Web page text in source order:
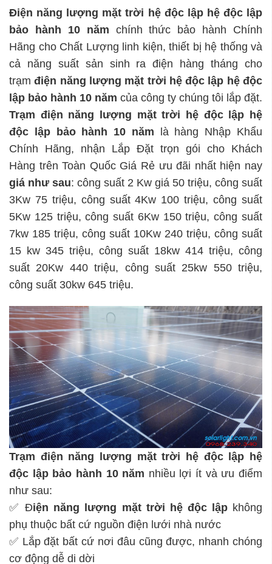
Điện năng lượng mặt trời hệ độc lậphệ độc lập
bảo hành 10 năm chính thức bảo hành Chính
Hãng cho Chất Lượng linh kiện, thiết bị hệ thống và
cả năng suất sản sinh ra điện hàng tháng cho
trạmđiện năng lượng mặt trời hệ độc lập hệ độc
lập bảo hành 10 năm của công ty chúng tôi lắp đặt.
Trạm điện năng lượng mặt trời hệ độc lập hệ
độc lập bảo hành 10 năm
là hàng Nhập Khẩu
Chính Hãng, nhận Lắp Đặt trọn gói cho Khách
Hàng trên Toàn Quốc Giá Rẻ ưu đãi nhất hiện nay
giá như sau: công suất 2 Kw giá 50 triệu, công suất
3Kw 75 triệu, công suất 4Kw 100 triệu, công suất
5Kw 125 triệu, công suất 6Kw 150 triệu, công suất
7kw 185 triệu, công suất 10Kw 240 triệu, công suất
15 kw 345 triệu, công suất 18kw 414 triệu, công
suất 20Kw 440 triệu, công suất 25kw 550 triệu,
công suất 30kw 645 triệu.
Trạm điện năng lượng mặt trời hệ độc lập hệ
độc lập bảo hành 10 năm nhiều lợi ít và ưu điểm
như sau:
✅ Điện năng lượng mặt trời hệ độc lậpkhông
phụ thuộc bất cứ nguồn điện lưới nhà nước
✅ Lắp đặt bất cứ nơi đâu cũng được, nhanh chóng
cơ động dễ di dời